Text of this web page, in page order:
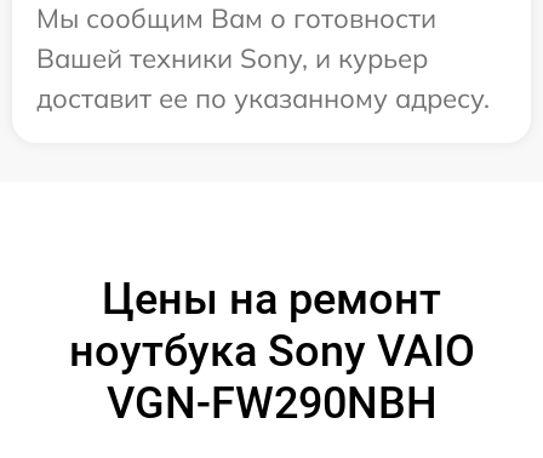
Мы сообщим Вам о готовности
Вашей техники Sony, и курьер
доставит ее по указанному адресу.
Цены на ремонт
ноутбука Sony VAIO
VGN-FW290NBH